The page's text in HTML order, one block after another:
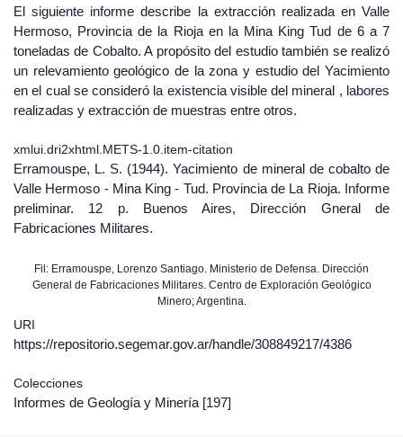
El siguiente informe describe la extracción realizada en Valle
Hermoso, Provincia de la Rioja en la Mina King Tud de 6 a 7
toneladas de Cobalto. A propósito del estudio también se realizó
un relevamiento geológico de la zona y estudio del Yacimiento
en el cual se consideró la existencia visible del mineral , labores
realizadas y extracción de muestras entre otros.
xmlui.dri2xhtml.METS-1.0.item-citation
Erramouspe, L. S. (1944). Yacimiento de mineral de cobalto de
Valle Hermoso - Mina King - Tud. Provincia de La Rioja. Informe
preliminar. 12 p. Buenos Aires, Dirección Gneral de
Fabricaciones Militares.
Fil: Erramouspe, Lorenzo Santiago. Ministerio de Defensa. Dirección
General de Fabricaciones Militares. Centro de Exploración Geológico
Minero; Argentina.
URI
https://repositorio.segemar.gov.ar/handle/308849217/4386
Colecciones
Informes de Geología y Minería [197]